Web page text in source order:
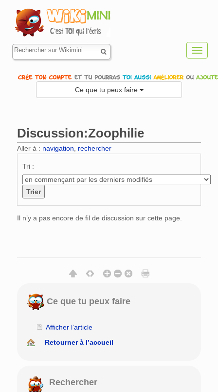
Ce que tu peux faire
Discussion:Zoophilie
Aller à : navigation rechercher
Tri :
Il n’y a pas encore de fil de discussion sur cette page.
Ce que tu peux faire
Afficher l’article
Retourner à l’accueil
Rechercher